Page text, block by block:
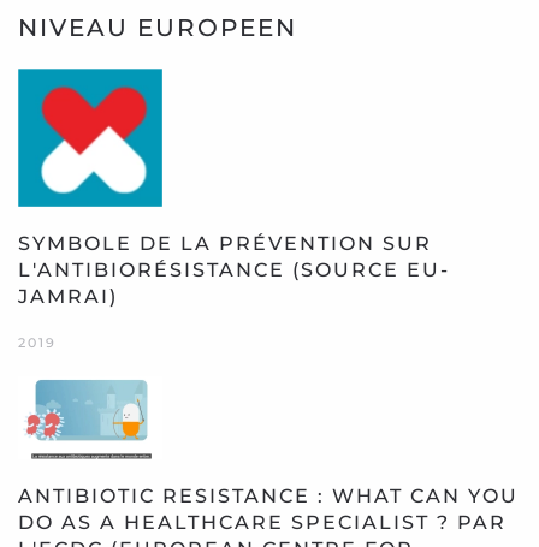
NIVEAU EUROPEEN
SYMBOLE DE LA PRÉVENTION SUR
L'ANTIBIORÉSISTANCE (SOURCE EU-
JAMRAI)
2019
ANTIBIOTIC RESISTANCE : WHAT CAN YOU
DO AS A HEALTHCARE SPECIALIST ? PAR